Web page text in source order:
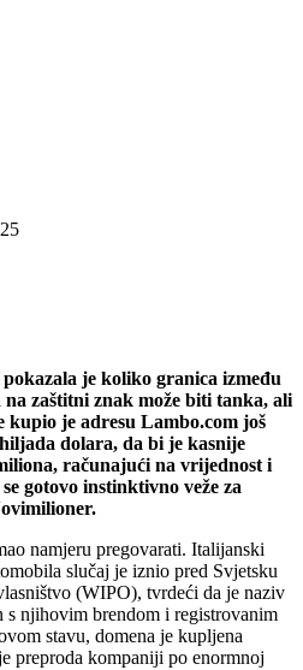
je koliko granica između
zaštitni znak može biti tanka, ali
kupio je adresu Lambo.com još
hiljada dolara, da bi je kasnije
računajući na vrijednost i
gotovo instinktivno veže za
namjeru pregovarati. Italijanski
slučaj je iznio pred Svjetsku
(WIPO), tvrdeći da je naziv
s njihovim brendom i registrovanim
stavu, domena je kupljena
preproda kompaniji po enormnoj